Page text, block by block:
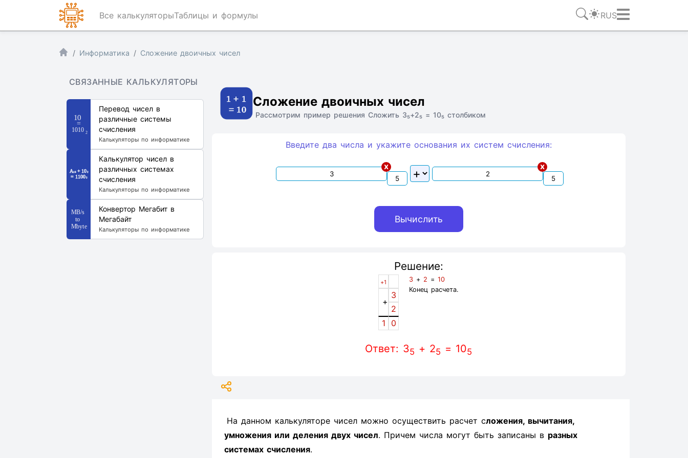
Все калькуляторыТаблицы и формулы RUS
Информатика Сложение двоичных чисел
СВЯЗАННЫЕ КАЛЬКУЛЯТОРЫ
Перевод чисел в
различные системы
счисления
Калькуляторы по информатике
Калькулятор чисел в
различных системах
счисления
Калькуляторы по информатике
Конвертор Мегабит в
Мегабайт
Калькуляторы по информатике
Сложение двоичных чисел
Рассмотрим пример решения Сложить 3₅+2₅ = 10₅ столбиком
Введите два числа и укажите основания их систем счиcления:
x x
Решение:
+1
+
3
2
1
0
3 + 2 =10
Конец расчета.
Ответ: 35 + 25 = 105
На данном калькуляторе чисел можно осуществить расчет сложения, вычитания,
умножения или деления двух чисел. Причем числа могут быть записаны в разных
системах счисления.